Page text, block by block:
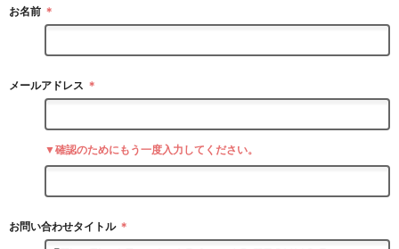
お名前 ＊
メールアドレス ＊
▼確認のためにもう一度入力してください。
お問い合わせタイトル ＊